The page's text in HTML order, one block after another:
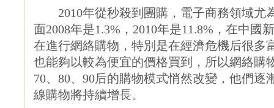
2010年從秒殺到團購，電子商務領域尤
面2008年是1.3%，2010年是11.8%，在中國
在進行網絡購物，特別是在經濟危機后很多
也能夠以較為便宜的價格買到，所以網絡購
70、80、90后的購物模式悄然改變，他們逐
線購物將持續增長。